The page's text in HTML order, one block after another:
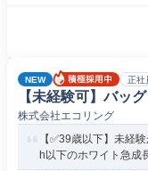
NEW 正社
【未経験可】バッ
株式会社エコリング
【✅39歳以下】未経
h以下のホワイト急成